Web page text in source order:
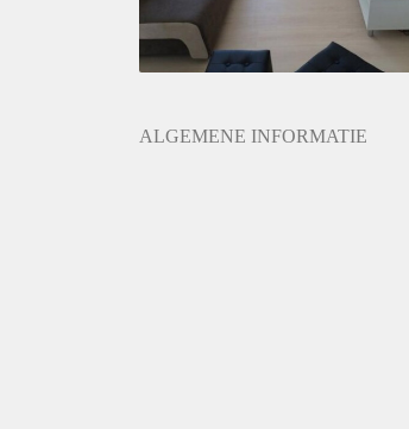
N.V.T.
Huurtermijn
Onbepaalde termijn
ALGEMENE INFORMATIE